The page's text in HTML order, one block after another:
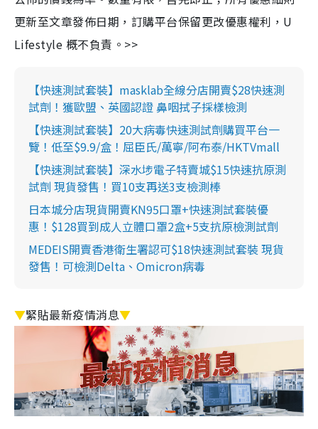
更新至文章發佈日期，訂購平台保留更改優惠權利，U
Lifestyle 概不負責。>>
【快速測試套裝】masklab全線分店開賣$28快速測
試劑！獲歐盟、英國認證 鼻咽拭子採樣檢測
【快速測試套裝】20大病毒快速測試劑購買平台一
覽！低至$9.9/盒！屈臣氏/萬寧/阿布泰/HKTVmall
【快速測試套裝】深水埗電子特賣城$15快速抗原測
試劑 現貨發售！買10支再送3支檢測棒
日本城分店現貨開賣KN95口罩+快速測試套裝優
惠！$128買到成人立體口罩2盒+5支抗原檢測試劑
MEDEIS開賣香港衛生署認可$18快速測試套裝 現貨
發售！可檢測Delta、Omicron病毒
▼緊貼最新疫情消息▼